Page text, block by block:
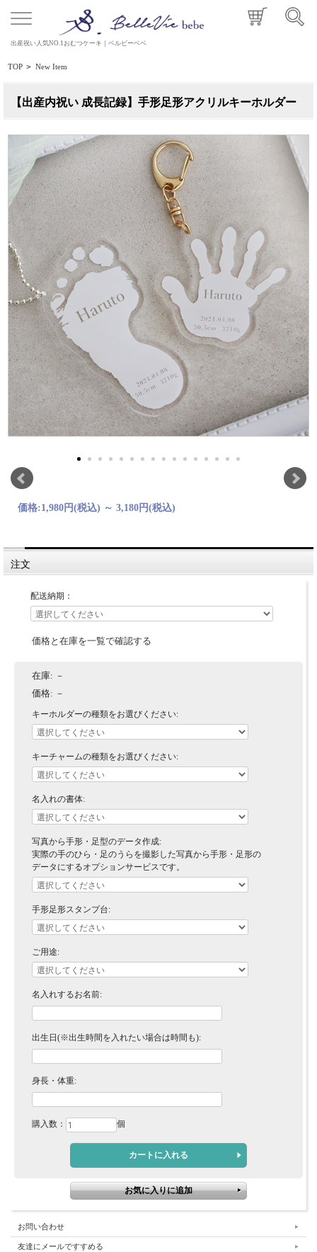
出産祝い人気NO.1おむつケーキ｜ベルビーベベ
TOP > New Item
【出産内祝い 成長記録】手形足形アクリルキーホルダー
価格:1,980円(税込) ～ 3,180円(税込)
注文
配送納期：
価格と在庫を一覧で確認する
在庫: －
価格: －
キーホルダーの種類をお選びください:
キーチャームの種類をお選びください:
名入れの書体:
写真から手形・足型のデータ作成:
実際の手のひら・足のうらを撮影した写真から手形・足形の
データにするオプションサービスです。
手形足形スタンプ台:
ご用途:
名入れするお名前:
出生日(※出生時間を入れたい場合は時間も):
身長・体重:
購入数： 個
お問い合わせ
友達にメールですすめる